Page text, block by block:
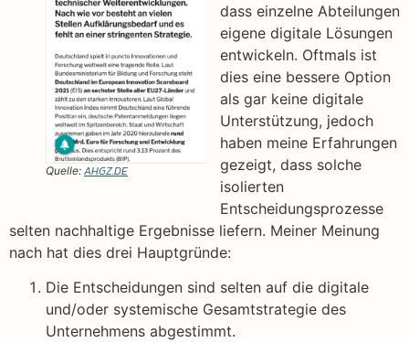
Quelle: AHGZ.DE
dass einzelne Abteilungen
eigene digitale Lösungen
entwickeln. Oftmals ist
dies eine bessere Option
als gar keine digitale
Unterstützung, jedoch
haben meine Erfahrungen
gezeigt, dass solche
isolierten
Entscheidungsprozesse
selten nachhaltige Ergebnisse liefern. Meiner Meinung
nach hat dies drei Hauptgründe:
Die Entscheidungen sind selten auf die digitale
und/oder systemische Gesamtstrategie des
Unternehmens abgestimmt.